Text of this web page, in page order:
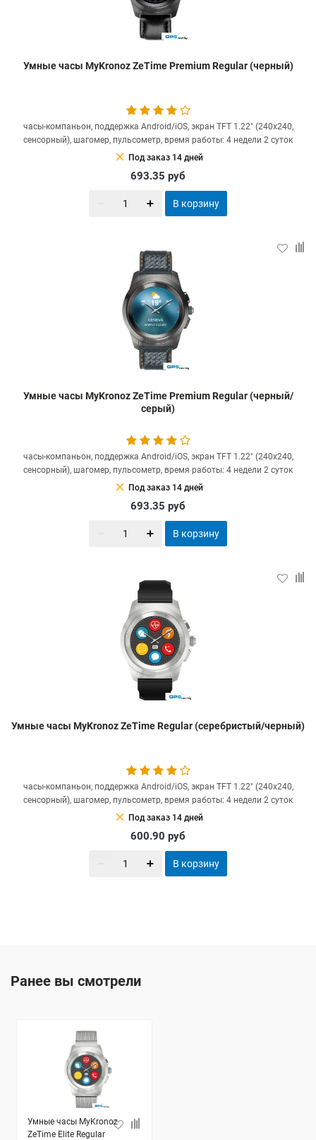
Умные часы MyKronoz ZeTime Premium Regular (черный)
часы-компаньон, поддержка Android/iOS, экран TFT 1.22" (240x240,
сенсорный), шагомер, пульсометр, время работы: 4 недели 2 суток
clear Под заказ 14 дней
693.35 руб
В корзину
Умные часы MyKronoz ZeTime Premium Regular (черный/
серый)
часы-компаньон, поддержка Android/iOS, экран TFT 1.22" (240x240,
сенсорный), шагомер, пульсометр, время работы: 4 недели 2 суток
clear Под заказ 14 дней
693.35 руб
В корзину
Умные часы MyKronoz ZeTime Regular (серебристый/черный)
часы-компаньон, поддержка Android/iOS, экран TFT 1.22" (240x240,
сенсорный), шагомер, пульсометр, время работы: 4 недели 2 суток
clear Под заказ 14 дней
600.90 руб
В корзину
Ранее вы смотрели
Умные часы MyKronoz
ZeTime Elite Regular